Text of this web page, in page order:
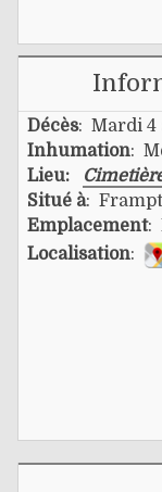
Décès: Mardi 4
Inhumation:
Lieu:
Situé à:
Emplacement:
Localisation: